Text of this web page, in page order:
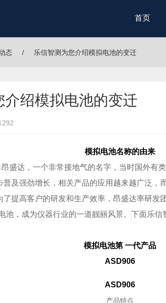
首页
态 乐信智测为您介绍模拟电池的变迁
介绍模拟电池的变迁
模拟电池名称的由来
盛达，一个非常接地气的名字，当时国外有
普及强劲增长，相关产品的应用越来越广泛，
了提高客户的研发和生产效率，昂盛达率研发
池，成为仪器行业的一道靓丽风景。下面乐信
模拟电池第 一代产品
ASD906
ASD906
产品特点